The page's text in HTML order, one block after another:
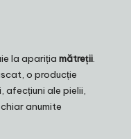
la apariția mătreții.
o producție
afecțiuni ale pielii,
anumite